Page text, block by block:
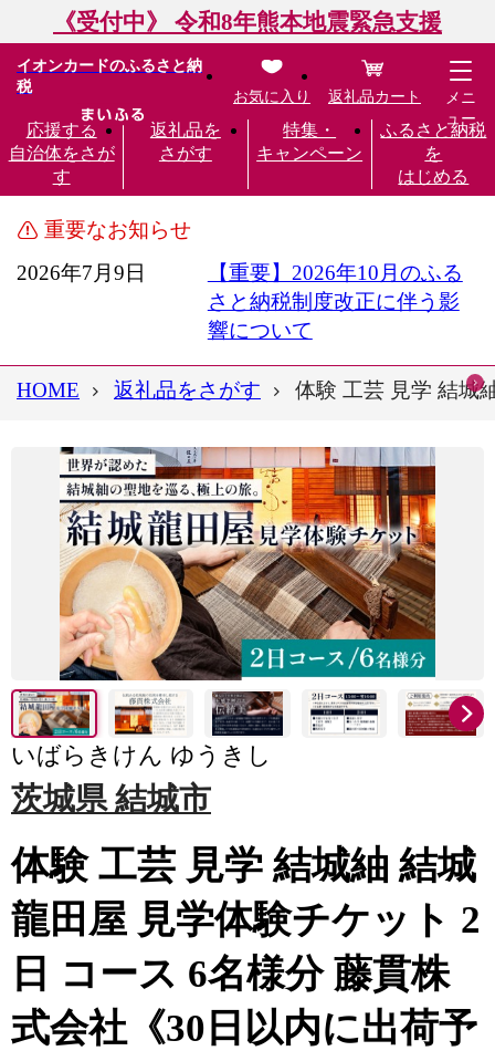
《受付中》 令和8年熊本地震緊急支援
イオンカードのふるさと納
税
応援する
自治体をさが
す
返礼品を
さがす
特集・
キャンペーン
ふるさと納税
を
はじめる
お気に入り 返礼品カート
メニ
ュー
重要なお知らせ
2026年7月9日
【重要】2026年10月のふる
さと納税制度改正に伴う影
響について
HOME 返礼品をさがす 体験 工芸 見学 結城
いばらきけん ゆうきし
茨城県 結城市
体験 工芸 見学 結城紬 結城
龍田屋 見学体験チケット 2
日 コース 6名様分 藤貫株
式会社《30日以内に出荷予